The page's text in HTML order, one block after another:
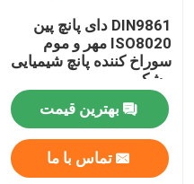
DIN9861 دای پانچ پین
ISO8020 مهر و موم
سوراخ کننده پانچ شیمیایی
مشکی
بهترین قیمت
تماس با ما